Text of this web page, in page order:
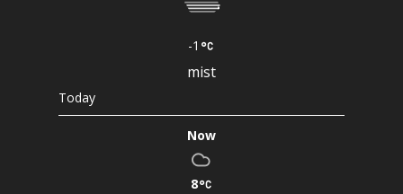
-1
mist
Today
Now
8